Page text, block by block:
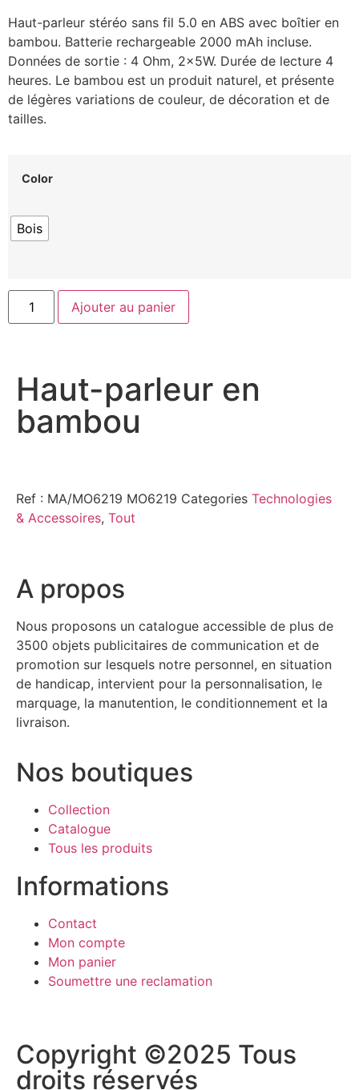
Haut-parleur stéréo sans fil 5.0 en ABS avec boîtier en
bambou. Batterie rechargeable 2000 mAh incluse.
Données de sortie : 4 Ohm, 2x5W. Durée de lecture 4
heures. Le bambou est un produit naturel, et présente
de légères variations de couleur, de décoration et de
tailles.
Color
Bois
Ajouter au panier
Haut-parleur en
bambou
Ref : MA/MO6219 MO6219 Categories Technologies
& Accessoires, Tout
A propos
Nous proposons un catalogue accessible de plus de
3500 objets publicitaires de communication et de
promotion sur lesquels notre personnel, en situation
de handicap, intervient pour la personnalisation, le
marquage, la manutention, le conditionnement et la
livraison.
Nos boutiques
Collection
Catalogue
Tous les produits
Informations
Contact
Mon compte
Mon panier
Soumettre une reclamation
Copyright ©2025 Tous
droits réservés